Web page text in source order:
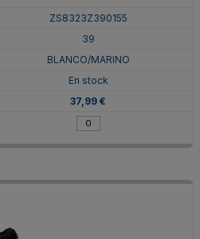
ZS8323Z390155
39
BLANCO/MARINO
En stock
37,99 €